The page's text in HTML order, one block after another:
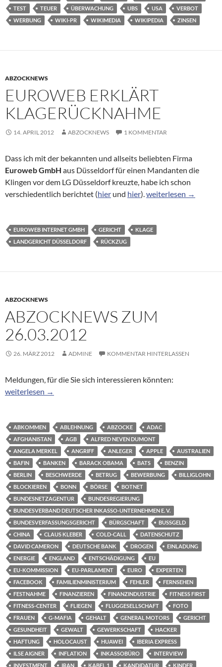
TEST
TEUER ÜBERWACHUNG UBS USA
VERBOT
WERBUNG
WIKI-PR WIKIMEDIA WIKIPEDIA ZINSEN
ABZOCKNEWS
EUROWEB ERKLÄRT
KLAGERÜCKNAHME
14. APRIL 2012 ABZOCKNEWS 1 KOMMENTAR
Dass ich mit der bekannten und allseits beliebten Firma
Euroweb GmbH aus Düsseldorf für einen Mandanten die
Klingen vor dem LG Düsseldorf kreuzte, habe ich schon
verschiedentlich berichtet (hier und hier).Euroweb erklärt
weiterlesen →
EUROWEB INTERNET GMBH GERICHT
KLAGE
LANDGERICHT DÜSSELDORF
RÜCKZUG
ABZOCKNEWS
ABZOCKNEWS ZUM
26.03.2012
26. MÄRZ 2012 ADMINE KOMMENTAR HINTERLASSEN
Meldungen, für die Sie sich interessieren könnten:
Abzocknews zum 26.03.2012
weiterlesen →
ABKOMMEN ABLEHNUNG ABZOCKE
ADAC
AFGHANISTAN
AGB
ALFRED NEVEN DUMONT
ANGELA MERKEL
ANGRIFF ANLEGER APPLE
AUSTRALIEN
BAFIN
BANKEN BARACK OBAMA BATS
BENZIN
BERLIN
BESCHWERDE BETRUG BEWERBUNG
BILLIGLOHN
BLOCKIEREN
BONN BÖRSE
BOTNET
BUNDESNETZAGENTUR
BUNDESREGIERUNG
BUNDESVERBAND DEUTSCHER INKASSO-UNTERNEHMEN E. V.
BUNDESVERFASSUNGSGERICHT
BÜRGSCHAFT
BUSSGELD
CHINA
CLAUS KLEBER COLD-CALL
DATENSCHUTZ
DAVID CAMERON
DEUTSCHE BANK DROGEN
EINLADUNG
ENERGIE
ENGLAND ENTSCHÄDIGUNG
EU
EU-KOMMISSION
EU-PARLAMENT EURO
EXPERTEN
FACEBOOK
FAMILIENMINISTERIUM FEHLER
FERNSEHEN
FESTNAHME
FINANZIEREN FINANZINDUSTRIE
FITNESS FIRST
FITNESS-CENTER
FLIEGEN FLUGGESELLSCHAFT
FOTO
FRAUEN
G-MAFIA GEHALT GENERAL MOTORS
GERICHT
GESUNDHEIT
GEWALT GEWERKSCHAFT
HACKER
HAFTUNG
HOLOCAUST HUAWEI
IBERIA EXPRESS
ILSE AIGNER
INFLATION INKASSOBÜRO
INTERVIEW
INVESTMENT
IRAN KABEL 1 KANDIDATUR KINDER